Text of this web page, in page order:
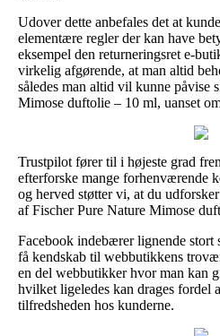
Udover dette anbefales det at
elementære regler der kan have
eksempel den returneringsret e-
virkelig afgørende, at man altid
således man altid vil kunne påvise
Mimose duftolie – 10 ml, uanset
Trustpilot fører til i højeste grad
efterforske mange forhenværende
og herved støtter vi, at du
af Fischer Pure Nature Mimose
Facebook indebærer lignende stort
få kendskab til webbutikkens
en del webbutikker hvor man kan
hvilket ligeledes kan drages fordel
tilfredsheden hos kunderne.